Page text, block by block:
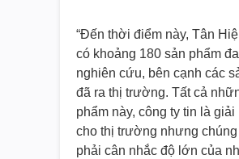
“Đến thời điểm này, Tân
có khoảng 180 sản phẩm
nghiên cứu, bên cạnh các
đã ra thị trường. Tất cả
phẩm này, công ty tin là giải
cho thị trường nhưng chúng
phải cân nhắc độ lớn của